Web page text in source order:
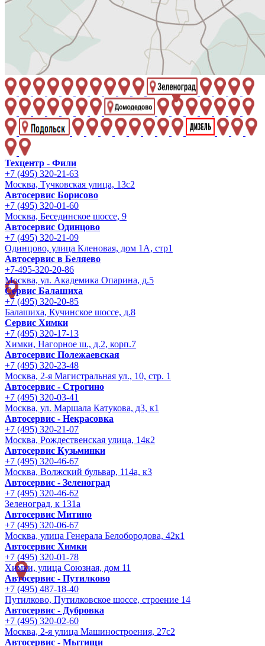
Техцентр - Фили
+7 (495) 320-21-63
Москва, Тучковская улица, 13с2
Автосервис Борисово
+7 (495) 320-01-60
Москва, Бесединское шоссе, 9
Автосервис Одинцово
+7 (495) 320-21-09
Одинцово, улица Кленовая, дом 1А, стр1
Автосервис в Беляево
+7-495-320-20-86
Москва, ул. Академика Опарина, д.5
Сервис Балашиха
+7 (495) 320-20-85
Балашиха, Кучинское шоссе, д.8
Сервис Химки
+7 (495) 320-17-13
Химки, Нагорное ш., д.2, корп.7
Автосервис Полежаевская
+7 (495) 320-23-48
Москва, 2-я Магистральная ул., 10, стр. 1
Автосервис - Строгино
+7 (495) 320-03-41
Москва, ул. Маршала Катукова, д3, к1
Автосервис - Некрасовка
+7 (495) 320-21-07
Москва, Рождественская улица, 14к2
Автосервис Кузьминки
+7 (495) 320-46-67
Москва, Волжский бульвар, 114а, к3
Автосервис - Зеленоград
+7 (495) 320-46-62
Зеленоград, к 131а
Автосервис Митино
+7 (495) 320-06-67
Москва, улица Генерала Белобородова, 42к1
Автосервис Химки
+7 (495) 320-01-78
Химки, улица Союзная, дом 11
Автосервис - Путилково
+7 (495) 487-18-40
Путилково, Путилковское шоссе, строение 14
Автосервис - Дубровка
+7 (495) 320-02-60
Москва, 2-я улица Машиностроения, 27с2
Автосервис - Мытищи